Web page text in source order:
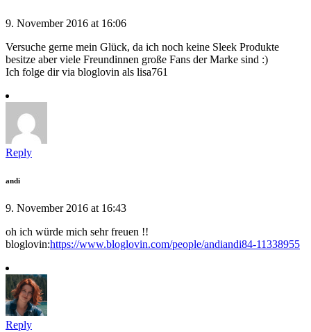
9. November 2016 at 16:06
Versuche gerne mein Glück, da ich noch keine Sleek Produkte
besitze aber viele Freundinnen große Fans der Marke sind :)
Ich folge dir via bloglovin als lisa761
Reply
andi
9. November 2016 at 16:43
oh ich würde mich sehr freuen !!
bloglovin:https://www.bloglovin.com/people/andiandi84-11338955
Reply